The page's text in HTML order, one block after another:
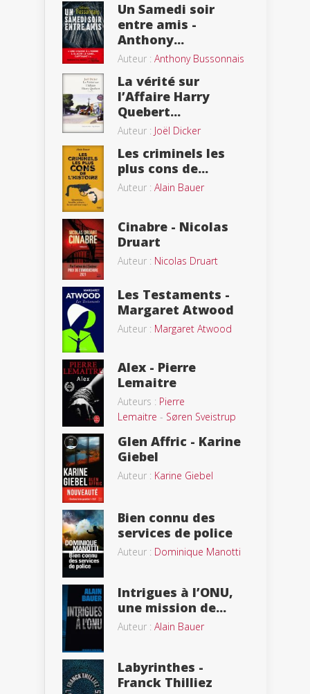
Un Samedi soir
entre amis -
Anthony...
Auteur : Anthony Bussonnais
La vérité sur
l’Affaire Harry
Quebert...
Auteur : Joël Dicker
Les criminels les
plus cons de...
Auteur : Alain Bauer
Cinabre - Nicolas
Druart
Auteur : Nicolas Druart
Les Testaments -
Margaret Atwood
Auteur : Margaret Atwood
Alex - Pierre
Lemaitre
Auteurs : Pierre
Lemaitre - Søren Sveistrup
Glen Affric - Karine
Giebel
Auteur : Karine Giebel
Bien connu des
services de police
Auteur : Dominique Manotti
Intrigues à l’ONU,
une mission de...
Auteur : Alain Bauer
Labyrinthes -
Franck Thilliez